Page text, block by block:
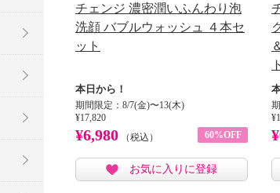
チェンジ 濃密潤いふんわり泡
洗顔 バブルウォッシュ ４本セ
ット
本日から！
期間限定：8/7(金)〜13(木)
¥17,820
¥6,980 （税込） 60%OFF
お気に入りに登録